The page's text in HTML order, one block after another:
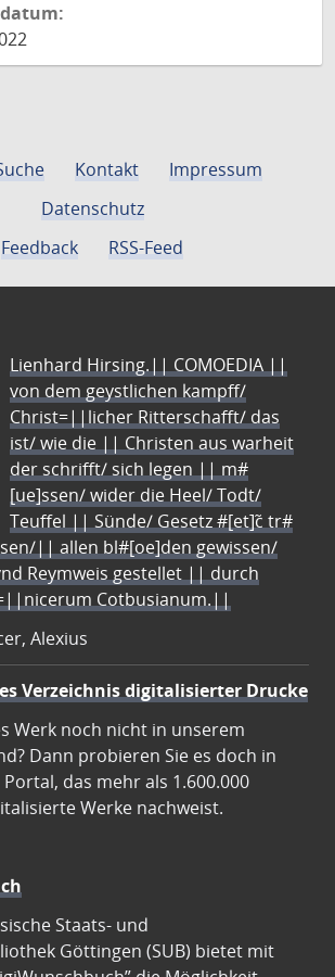
Kontakt
Impressum
Datenschutz
Feedback
RSS-Feed
Lienhard Hirsing.|| COMOEDIA ||
von dem geystlichen kampff/
Christ=||licher Ritterschafft/ das
ist/ wie die || Christen aus warheit
der schrifft/ sich legen || m#
[ue]ssen/ wider die Heel/ Todt/
Teuffel || Sünde/ Gesetz #[et]c̃ tr#
|| allen bl#[oe]den gewissen/
Reymweis gestellet || durch
Cotbusianum.||
Alexius
Verzeichnis digitalisierter Drucke
Werk noch nicht in unserem
Dann probieren Sie es doch in
das mehr als 1.600.000
Werke nachweist.
Staats- und
Göttingen (SUB) bietet mit